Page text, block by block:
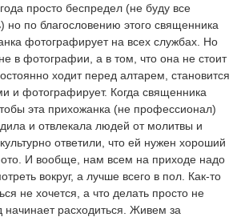
просто беспредел (не буду все
но по благословению этого священника
фотографирует на всех службах. Но
в фотографии, а в том, что она не стоит
ходит перед алтарем, становится
и фотографирует. Когда священника
эта прихожанка (не профессионал)
и отвлекала людей от молитвы и
ответили, что ей нужен хороший
И вообще, нам всем на приходе надо
вокруг, а лучше всего в пол. Как-то
не хочется, а что делать просто не
расходиться. Живем за